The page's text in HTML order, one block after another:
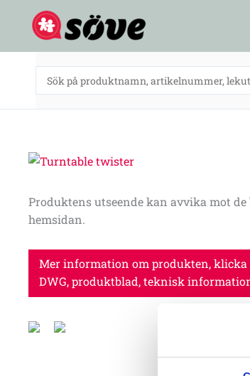
innehåll
Produktens utseende kan avvika mot de
hemsidan.
Mer information om produkten, klicka
DWG, produktblad, teknisk